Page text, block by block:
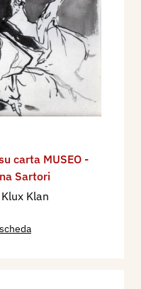
carta MUSEO -
Sartori
Klan